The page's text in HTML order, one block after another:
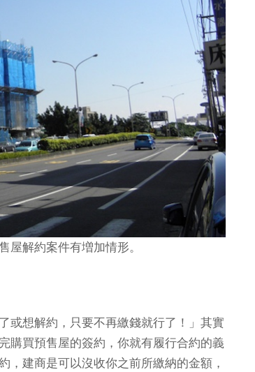
屋解約案件有増加情形。
或想解約，只要不再繳錢就行了！」其實
購買預售屋的簽約，你就有履行合約的義
，建商是可以沒收你之前所繳納的金額，